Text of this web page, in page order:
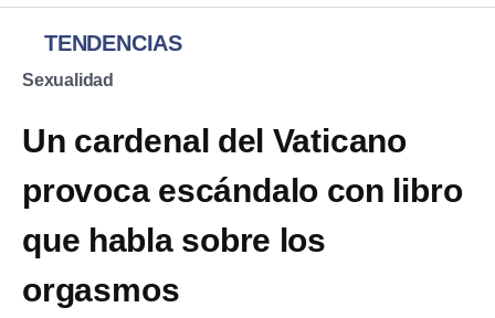
TENDENCIAS
Sexualidad
Un cardenal del Vaticano
provoca escándalo con libro
que habla sobre los
orgasmos